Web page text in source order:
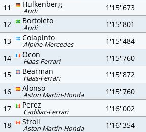
11
Hulkenberg
Audi 1'15''673
12
Bortoleto
Audi 1'15''801
13
Colapinto
Alpine-Mercedes 1'15''484
14
Ocon
Haas-Ferrari 1'15''760
15
Bearman
Haas-Ferrari 1'15''872
16
Alonso
Aston Martin-Honda
1'15''760
17
Perez
Cadillac-Ferrari
1'16''002
18
Stroll
Aston Martin-Honda
1'16''354